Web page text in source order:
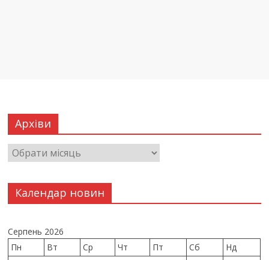
Архіви
Календар новин
Серпень 2026
Пн
Вт Ср Чт Пт Сб
Нд